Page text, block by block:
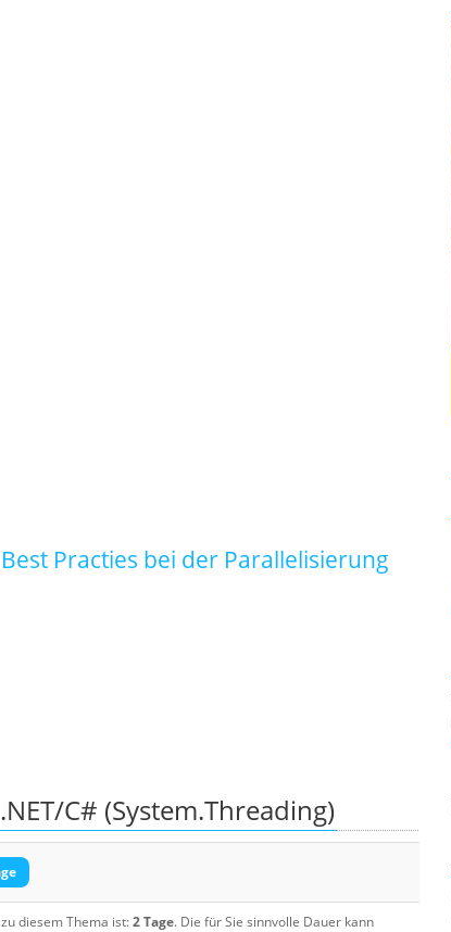
Practies bei der Parallelisierung
C# (System.Threading)
diesem Thema ist:2 Tage. Die für Sie sinnvolle Dauer kann